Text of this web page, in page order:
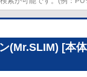
(Mr.SLIM) [本